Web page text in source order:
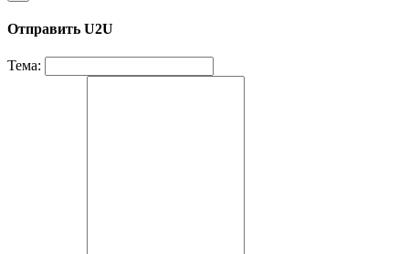
Отправить U2U
Тема: